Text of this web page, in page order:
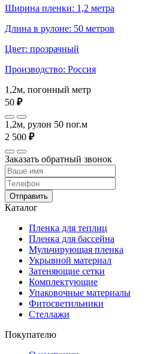
Ширина пленки: 1,2 метра
Длина в рулоне: 50 метров
Цвет: прозрачный
Производство: Россия
1,2м, погонный метр
50 ₽
1,2м, рулон 50 пог.м
2 500 ₽
Заказать обратный звонок
Отправить
Каталог
Пленка для теплиц
Пленка для бассейна
Мульчирующая пленка
Укрывной материал
Затеняющие сетки
Комплектующие
Упаковочные материалы
Фитосветильники
Стеллажи
Покупателю